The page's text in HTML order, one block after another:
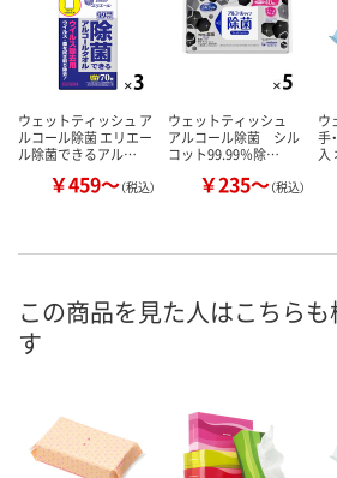
ウェットティッシュ ア
ルコール除菌 エリエー
ル除菌できるアル…
￥459～（税込）
ウェットティッシュ
アルコール除菌 シル
コット99.99％除…
￥235～（税込）
ウ
手
入
この商品を見た人はこちら
す